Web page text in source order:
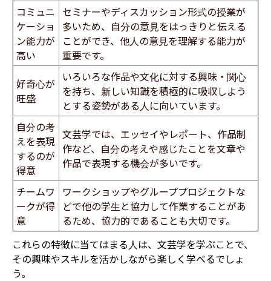
コミュニ
ケーショ
ン能力が
高い
セミナーやディスカッション形式の授業が
多いため、自分の意見をはっきりと伝える
ことができ、他人の意見を理解する能力が
重要です。
好奇心が
旺盛
いろいろな作品や文化に対する興味・関心
を持ち、新しい知識を積極的に吸収しよう
とする姿勢がある人に向いています。
自分の考
えを表現
するのが
得意
文芸学では、エッセイやレポート、作品制
作など、自分の考えや感じたことを文章や
作品で表現する機会が多いです。
チームワ
ークが得
意
ワークショップやグループプロジェクトな
どで他の学生と協力して作業することがあ
るため、協力的であることも大切です。
これらの特徴に当てはまる人は、文芸学を学ぶことで、
その興味やスキルを活かしながら楽しく学べるでしょ
う。